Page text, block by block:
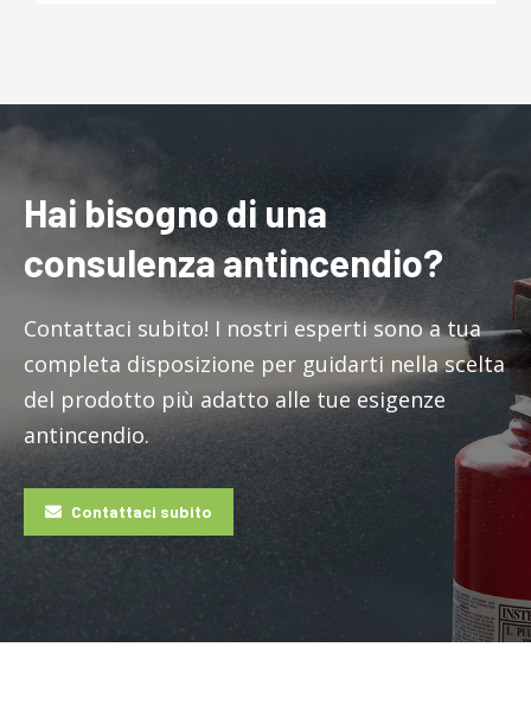
Hai bisogno di una
consulenza antincendio?
Contattaci subito! I nostri esperti sono a tua
completa disposizione per guidarti nella scelta
del prodotto più adatto alle tue esigenze
antincendio.
Contattaci subito